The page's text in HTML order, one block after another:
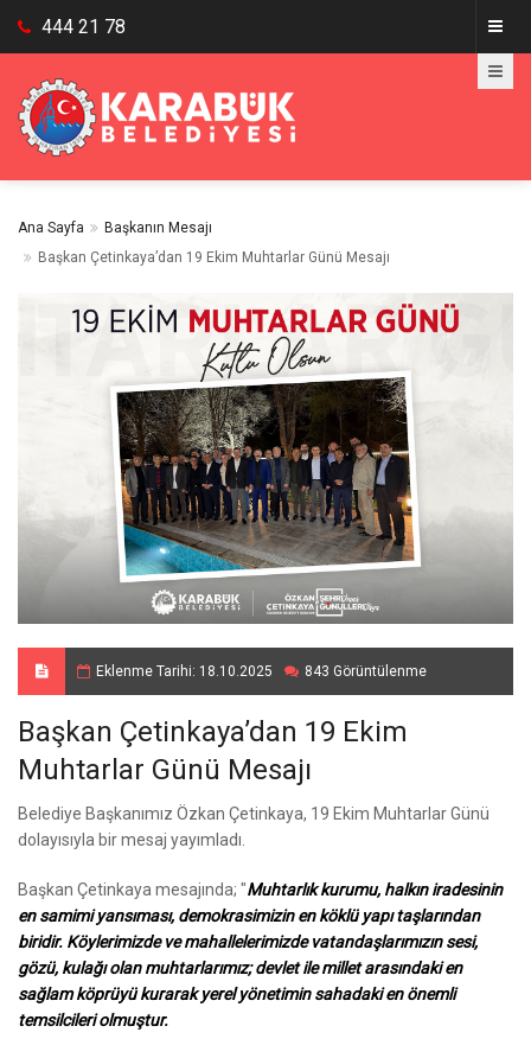
444 21 78
Ana Sayfa
Başkanın Mesajı
Başkan Çetinkaya’dan 19 Ekim Muhtarlar Günü Mesajı
Eklenme Tarihi: 18.10.2025 843 Görüntülenme
Başkan Çetinkaya’dan 19 Ekim
Muhtarlar Günü Mesajı
Belediye Başkanımız Özkan Çetinkaya, 19 Ekim Muhtarlar Günü
dolayısıyla bir mesaj yayımladı.
Başkan Çetinkaya mesajında; "Muhtarlık kurumu, halkın iradesinin
en samimi yansıması, demokrasimizin en köklü yapı taşlarından
biridir. Köylerimizde ve mahallelerimizde vatandaşlarımızın sesi,
gözü, kulağı olan muhtarlarımız; devlet ile millet arasındaki en
sağlam köprüyü kurarak yerel yönetimin sahadaki en önemli
temsilcileri olmuştur.